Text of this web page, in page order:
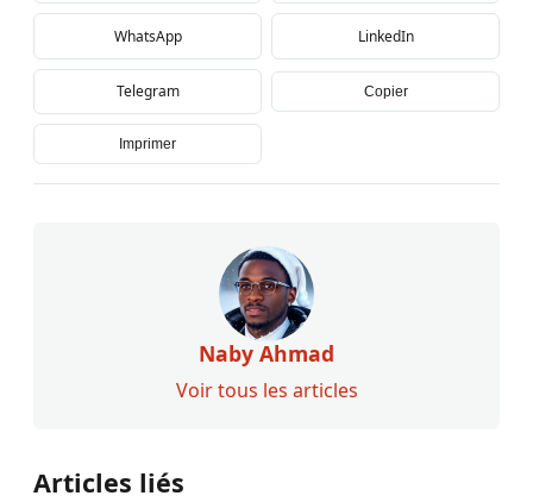
WhatsApp LinkedIn
Telegram Copier
Imprimer
Naby Ahmad
Voir tous les articles
Articles liés